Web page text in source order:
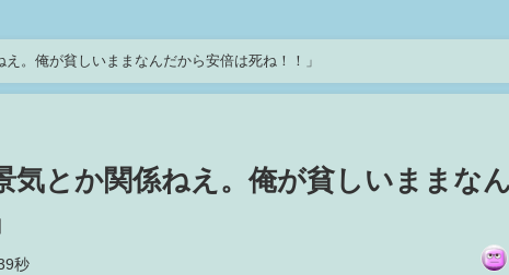
。俺が貧しいままなんだから安倍は死ね！！」
気とか関係ねえ。俺が貧しいままな
秒